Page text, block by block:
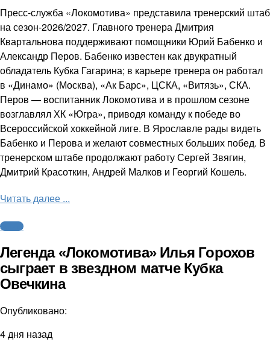
Пресс-служба «Локомотива» представила тренерский штаб
на сезон-2026/2027. Главного тренера Дмитрия
Квартальнова поддерживают помощники Юрий Бабенко и
Александр Перов. Бабенко известен как двукратный
обладатель Кубка Гагарина; в карьере тренера он работал
в «Динамо» (Москва), «Ак Барс», ЦСКА, «Витязь», СКА.
Перов — воспитанник Локомотива и в прошлом сезоне
возглавлял ХК «Югра», приводя команду к победе во
Всероссийской хоккейной лиге. В Ярославле рады видеть
Бабенко и Перова и желают совместных больших побед. В
тренерском штабе продолжают работу Сергей Звягин,
Дмитрий Красоткин, Андрей Малков и Георгий Кошель.
Читать далее ...
Хоккей
Легенда «Локомотива» Илья Горохов
сыграет в звездном матче Кубка
Овечкина
Опубликовано:
4 дня назад